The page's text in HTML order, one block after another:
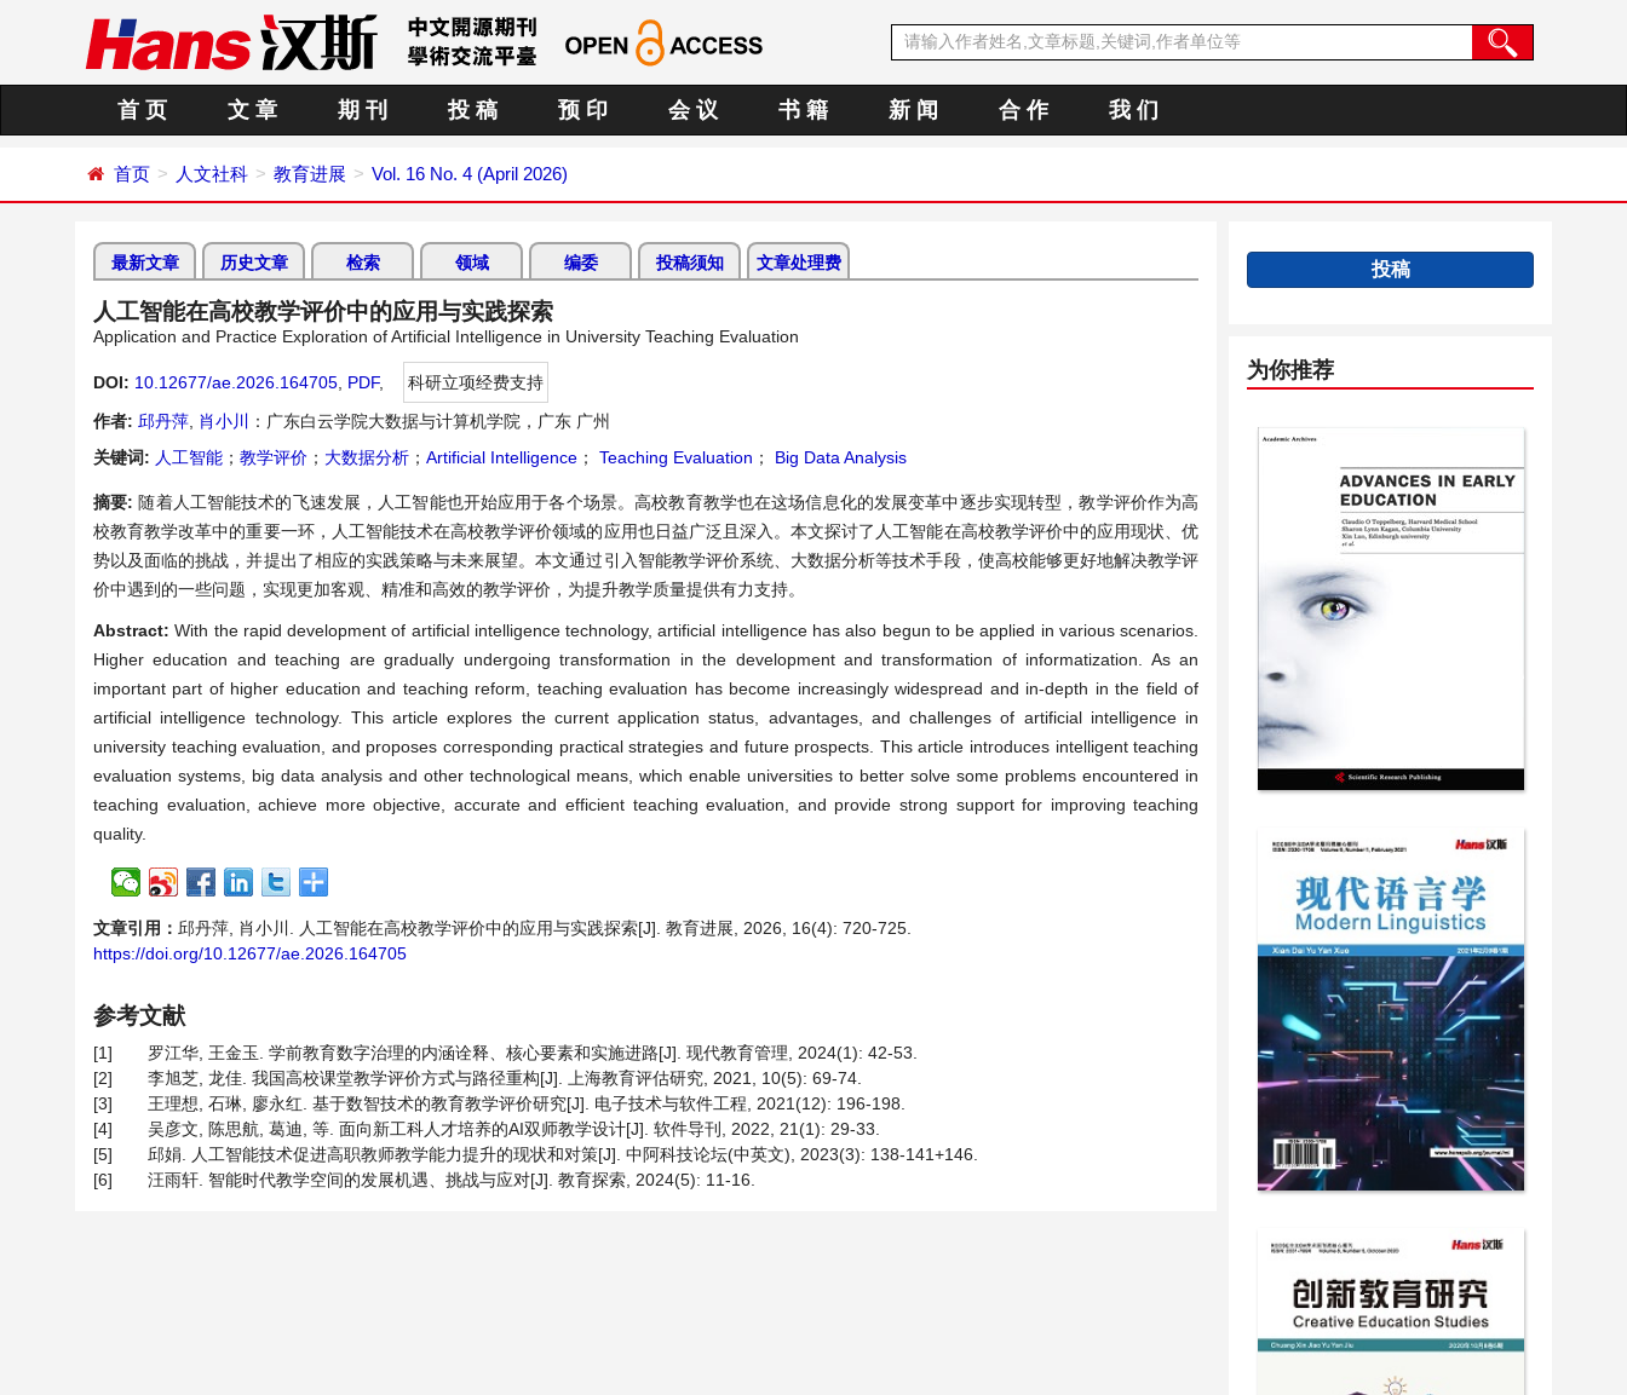
首 页 文 章 期 刊 投 稿 预 印 会 议 书 籍 新 闻 合 作 我 们
首页 人文社科 教育进展 Vol. 16 No. 4 (April 2026)
最新文章 历史文章 检索 领域 编委 投稿须知 文章处理费
人工智能在高校教学评价中的应用与实践探索
Application and Practice Exploration of Artificial Intelligence in University Teaching Evaluation
DOI: 10.12677/ae.2026.164705 PDF,
科研立项经费支持
作者: 邱丹萍 肖小川
：广东白云学院大数据与计算机学院，广东 广州
关键词: 人工智能 ； 教学评价 ； 大数据分析 ； Artificial Intelligence ； Teaching Evaluation ； Big Data Analysis
摘要: 随着人工智能技术的飞速发展，人工智能也开始应用于各个场景。高校教育教学也在这场信息化的发展变革中逐步实现转型，教学评价作为高
校教育教学改革中的重要一环，人工智能技术在高校教学评价领域的应用也日益广泛且深入。本文探讨了人工智能在高校教学评价中的应用现状、优
势以及面临的挑战，并提出了相应的实践策略与未来展望。本文通过引入智能教学评价系统、大数据分析等技术手段，使高校能够更好地解决教学评
价中遇到的一些问题，实现更加客观、精准和高效的教学评价，为提升教学质量提供有力支持。
Abstract:With the rapid development of artificial intelligence technology, artificial intelligence has also begun to be applied in various scenarios.
Higher education and teaching are gradually undergoing transformation in the development and transformation of informatization. As an
important part of higher education and teaching reform, teaching evaluation has become increasingly widespread and in-depth in the field of
artificial intelligence technology. This article explores the current application status, advantages, and challenges of artificial intelligence in
university teaching evaluation, and proposes corresponding practical strategies and future prospects. This article introduces intelligent teaching
evaluation systems, big data analysis and other technological means, which enable universities to better solve some problems encountered in
teaching evaluation, achieve more objective, accurate and efficient teaching evaluation, and provide strong support for improving teaching
quality.
文章引用： 邱丹萍, 肖小川. 人工智能在高校教学评价中的应用与实践探索[J]. 教育进展, 2026, 16(4): 720-725.
https://doi.org/10.12677/ae.2026.164705
参考文献
[1]
罗江华, 王金玉. 学前教育数字治理的内涵诠释、核心要素和实施进路[J]. 现代教育管理, 2024(1): 42-53.
[2]
李旭芝, 龙佳. 我国高校课堂教学评价方式与路径重构[J]. 上海教育评估研究, 2021, 10(5): 69-74.
[3]
王理想, 石琳, 廖永红. 基于数智技术的教育教学评价研究[J]. 电子技术与软件工程, 2021(12): 196-198.
[4]
吴彦文, 陈思航, 葛迪, 等. 面向新工科人才培养的AI双师教学设计[J]. 软件导刊, 2022, 21(1): 29-33.
[5]
邱娟. 人工智能技术促进高职教师教学能力提升的现状和对策[J]. 中阿科技论坛(中英文), 2023(3): 138-141+146.
[6]
汪雨轩. 智能时代教学空间的发展机遇、挑战与应对[J]. 教育探索, 2024(5): 11-16.
投稿
为你推荐